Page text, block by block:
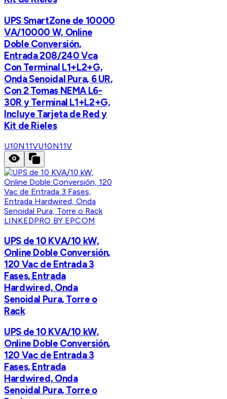
UPS SmartZone de 10000
VA/10000 W, Online
Doble Conversión,
Entrada 208/240 Vca
Con Terminal L1+L2+G,
Onda Senoidal Pura, 6 UR,
Con 2 Tomas NEMA L6-
30R y Terminal L1+L2+G,
Incluye Tarjeta de Red y
Kit de Rieles
U10N11VU10N11V
LINKEDPRO BY EPCOM
UPS de 10 KVA/10 kW,
Online Doble Conversión,
120 Vac de Entrada 3
Fases, Entrada
Hardwired, Onda
Senoidal Pura, Torre o
Rack
UPS de 10 KVA/10 kW,
Online Doble Conversión,
120 Vac de Entrada 3
Fases, Entrada
Hardwired, Onda
Senoidal Pura, Torre o